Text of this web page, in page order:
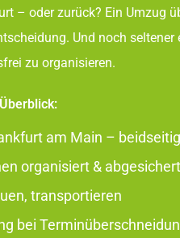
– oder zurück? Ein Umzug
Und noch
zu organisieren.
am Main –
organisiert & abgesichert
transportieren
bei